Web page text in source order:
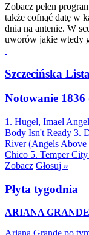
Zobacz pełen
także cofnąć datę w
dnia na antenie. W
uworów jakie wtedy
Szczecińska
Notowanie 1836
1. Hugel, Imael
Body Isn't Ready 3.
River (Angels Above
Chico 5. Temper City
Zobacz Głosuj »
Płyta tygodnia
ARIANA GRANDE